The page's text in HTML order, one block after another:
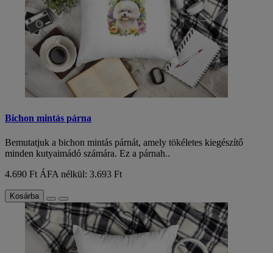
Bichon mintás párna
Bemutatjuk a bichon mintás párnát, amely tökéletes kiegészítő
minden kutyaimádó számára. Ez a párnah..
4.690 Ft ÁFA nélkül: 3.693 Ft
Kosárba